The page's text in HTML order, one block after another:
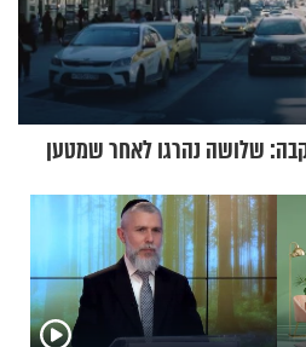
שלושה נהרגו לאחר שמטען